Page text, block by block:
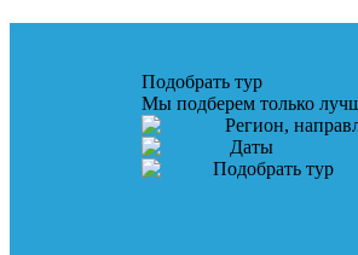
Подобрать тур
Мы подберем только
Регион,
Даты
Подобрать тур